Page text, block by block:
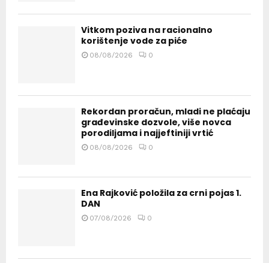
Vitkom poziva na racionalno
korištenje vode za piće
08/08/2026 0
Rekordan proračun, mladi ne plaćaju
građevinske dozvole, više novca
porodiljama i najjeftiniji vrtić
08/08/2026 0
Ena Rajković položila za crni pojas 1.
DAN
07/08/2026 0